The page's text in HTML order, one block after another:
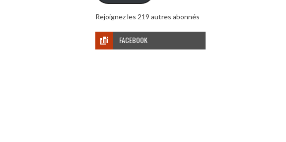
Rejoignez les 219 autres abonnés
FACEBOOK